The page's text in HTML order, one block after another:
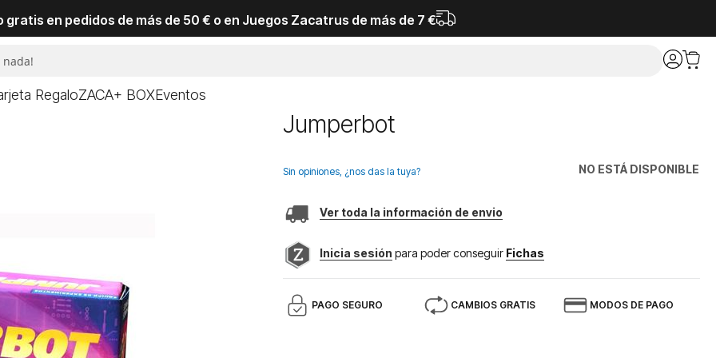
gratis en pedidos de más de 50 € o en Juegos Zacatrus de más de 7 €
RegaloZACA+ BOXEventos
Jumperbot
NO ESTÁ DISPONIBLE
Sin opiniones, ¿nos das la tuya?
Ver toda la información de envio
Inicia sesión para poder conseguir Fichas
PAGO SEGURO CAMBIOS GRATIS MODOS DE PAGO